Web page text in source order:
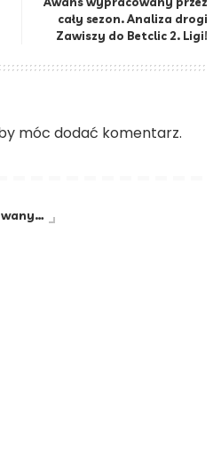
cały sezon. Analiza drogi
Zawiszy do Betclic 2. Ligi!
móc dodać komentarz.